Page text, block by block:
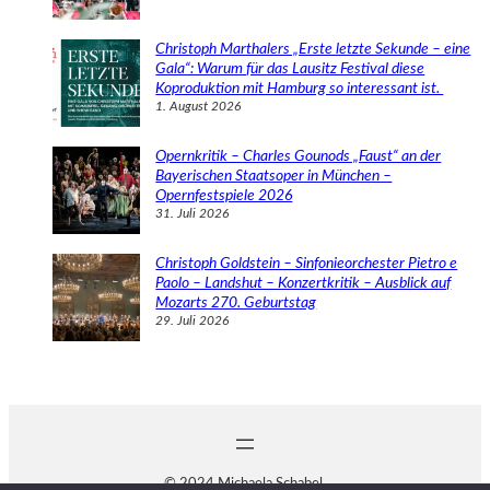
Christoph Marthalers „Erste letzte Sekunde – eine
Gala“: Warum für das Lausitz Festival diese
Koproduktion mit Hamburg so interessant ist.
1. August 2026
Opernkritik – Charles Gounods „Faust“ an der
Bayerischen Staatsoper in München –
Opernfestspiele 2026
31. Juli 2026
Christoph Goldstein – Sinfonieorchester Pietro e
Paolo – Landshut – Konzertkritik – Ausblick auf
Mozarts 270. Geburtstag
29. Juli 2026
© 2024 Michaela Schabel